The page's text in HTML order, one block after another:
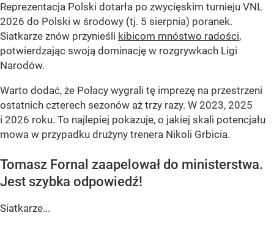
Reprezentacja Polski dotarła po zwycięskim turnieju VNL
2026 do Polski w środowy (tj. 5 sierpnia) poranek.
Siatkarze znów przynieśli kibicom mnóstwo radości,
potwierdzając swoją dominację w rozgrywkach Ligi
Narodów.
Warto dodać, że Polacy wygrali tę imprezę na przestrzeni
ostatnich czterech sezonów aż trzy razy. W 2023, 2025
i 2026 roku. To najlepiej pokazuje, o jakiej skali potencjału
mowa w przypadku drużyny trenera Nikoli Grbicia.
Tomasz Fornal zaapelował do ministerstwa.
Jest szybka odpowiedź!
Siatkarze...